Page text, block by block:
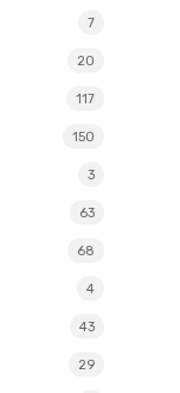
7
20
117
150
3
63
68
4
43
29